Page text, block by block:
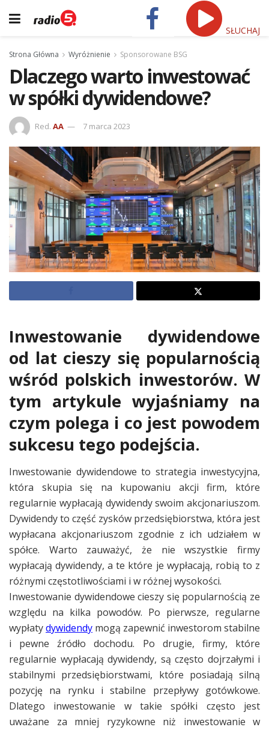
SŁUCHAJ
Strona Główna Wyróżnienie Sponsorowane BSG
Dlaczego warto inwestować
w spółki dywidendowe?
Red. AA 7 marca 2023
Inwestowanie dywidendowe
od lat cieszy się popularnością
wśród polskich inwestorów. W
tym artykule wyjaśniamy na
czym polega i co jest powodem
sukcesu tego podejścia.
Inwestowanie dywidendowe to strategia inwestycyjna,
która skupia się na kupowaniu akcji firm, które
regularnie wypłacają dywidendy swoim akcjonariuszom.
Dywidendy to część zysków przedsiębiorstwa, która jest
wypłacana akcjonariuszom zgodnie z ich udziałem w
spółce. Warto zauważyć, że nie wszystkie firmy
wypłacają dywidendy, a te które je wypłacają, robią to z
różnymi częstotliwościami i w różnej wysokości.
Inwestowanie dywidendowe cieszy się popularnością ze
względu na kilka powodów. Po pierwsze, regularne
wypłatydywidendy mogą zapewnić inwestorom stabilne
i pewne źródło dochodu. Po drugie, firmy, które
regularnie wypłacają dywidendy, są często dojrzałymi i
stabilnymi przedsiębiorstwami, które posiadają silną
pozycję na rynku i stabilne przepływy gotówkowe.
Dlatego inwestowanie w takie spółki często jest
uważane za mniej ryzykowne niż inwestowanie w